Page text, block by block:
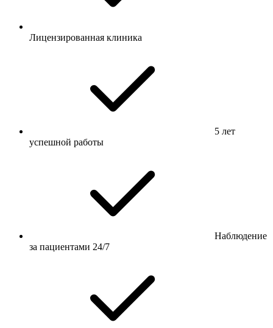
Лицензированная клиника
5 лет
успешной работы
Наблюдение
за пациентами 24/7